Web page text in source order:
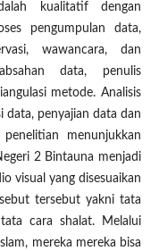
kualitatif dengan
pengumpulan data,
wawancara, dan
data, penulis
metode. Analisis
data, penyajian data dan
menunjukkan
2 Bintauna menjadi
visual yang disesuaikan
tersebut yakni tata
cara shalat. Melalui
mereka mereka bisa